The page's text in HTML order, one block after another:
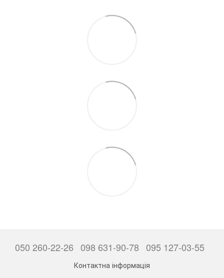
050 260-22-26 098 631-90-78 095 127-03-55
Контактна інформація